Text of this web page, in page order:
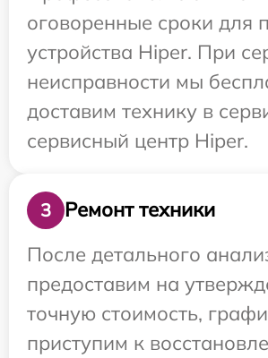
оговоренные сроки для
устройства Hiper. При
неисправности мы
доставим технику в
сервисный центр Hiper.
3
Ремонт техники
После детального
предоставим на
точную стоимость,
приступим к